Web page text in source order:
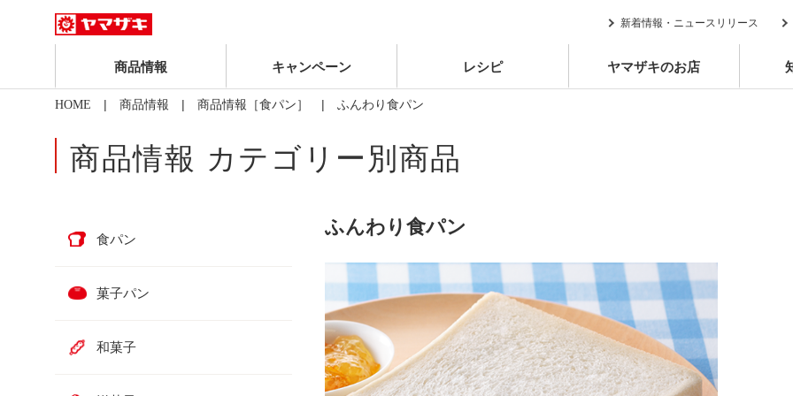
新着情報・ニュースリリース
商品情報 キャンペーン レシピ ヤマザキのお店
HOME | 商品情報 | 商品情報［食パン］ | ふんわり食パン
商品情報 カテゴリー別商品
食パン
菓子パン
和菓子
ふんわり食パン